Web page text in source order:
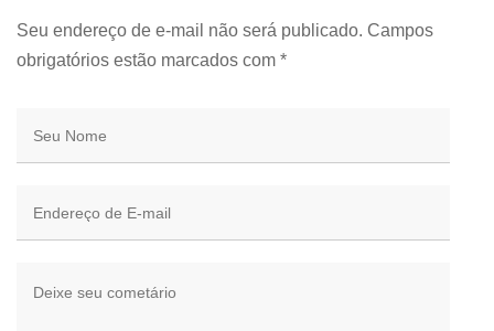
Seu endereço de e-mail não será publicado. Campos
obrigatórios estão marcados com *